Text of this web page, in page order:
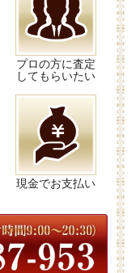
プロの方に査定
してもらいたい
現金でお支払い